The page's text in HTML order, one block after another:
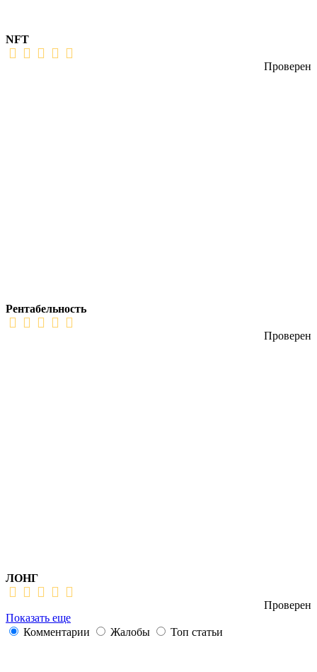
NFT
Проверен
Рентабельность
Проверен
ЛОНГ
Проверен
Показать еще
Комментарии
Жалобы Топ статьи